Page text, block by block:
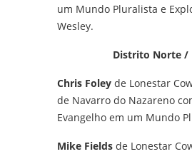
um Mundo Pluralista e
Wesley.
Distrito Norte /
Chris Foley de Lonestar
de Navarro do Nazareno
Evangelho em um Mundo
Mike Fields de Lonestar